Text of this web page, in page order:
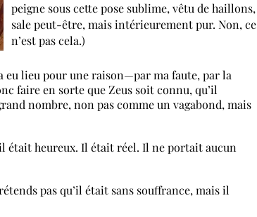
peigne sous cette pose sublime, vêtu de haillons,
sale peut-être, mais intérieurement pur. Non, ce
n’est pas cela.)
eu lieu pour une raison—par ma faute, par la
faire en sorte que Zeus soit connu, qu’il
nombre, non pas comme un vagabond, mais
était heureux. Il était réel. Il ne portait aucun
pas qu’il était sans souffrance, mais il